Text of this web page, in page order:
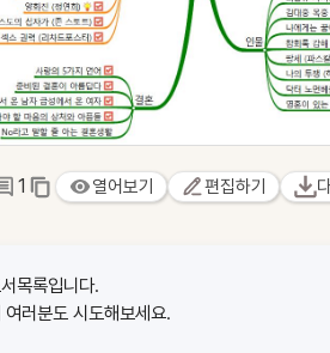
1 열어보기 편집하기
목록입니다.
러분도 시도해보세요.